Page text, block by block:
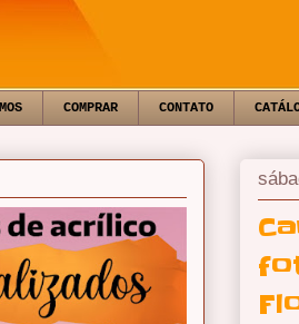
COMPRAR CONTATO